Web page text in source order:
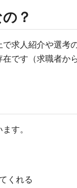
？
求人紹介や選考
です（求職者か
す。
くれる